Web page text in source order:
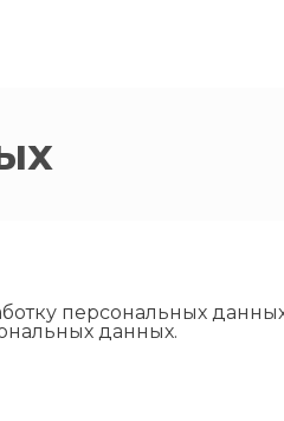
персональных
данных.